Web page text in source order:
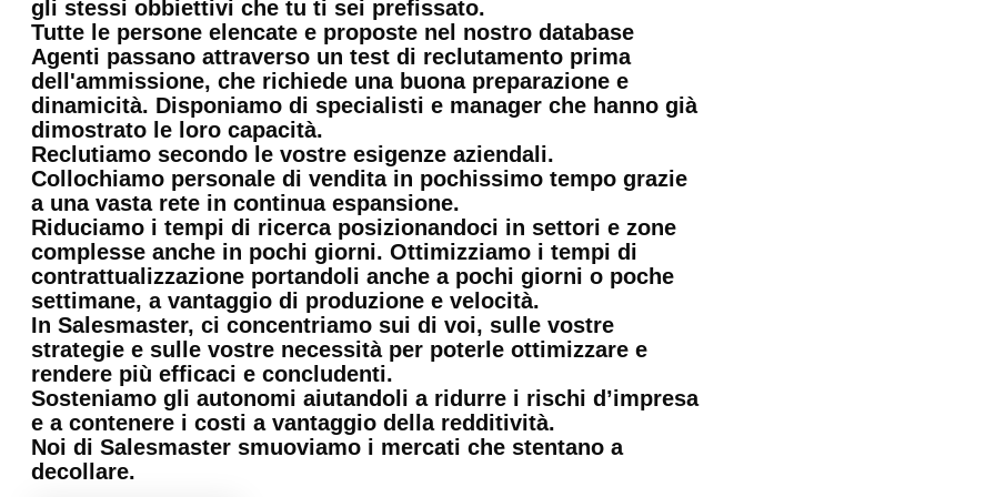
gli stessi obbiettivi che tu ti sei prefissato.
Tutte le persone elencate e proposte nel nostro database
Agenti passano attraverso un test di reclutamento prima
dell'ammissione, che richiede una buona preparazione e
dinamicità. Disponiamo di specialisti e manager che hanno già
dimostrato le loro capacità.
Reclutiamo secondo le vostre esigenze aziendali.
Collochiamo personale di vendita in pochissimo tempo grazie
a una vasta rete in continua espansione.
Riduciamo i tempi di ricerca posizionandoci in settori e zone
complesse anche in pochi giorni. Ottimizziamo i tempi di
contrattualizzazione portandoli anche a pochi giorni o poche
settimane, a vantaggio di produzione e velocità.
In Salesmaster, ci concentriamo sui di voi, sulle vostre
strategie e sulle vostre necessità per poterle ottimizzare e
rendere più efficaci e concludenti.
Sosteniamo gli autonomi aiutandoli a ridurre i rischi d’impresa
e a contenere i costi a vantaggio della redditività.
Noi di Salesmaster smuoviamo i mercati che stentano a
decollare.